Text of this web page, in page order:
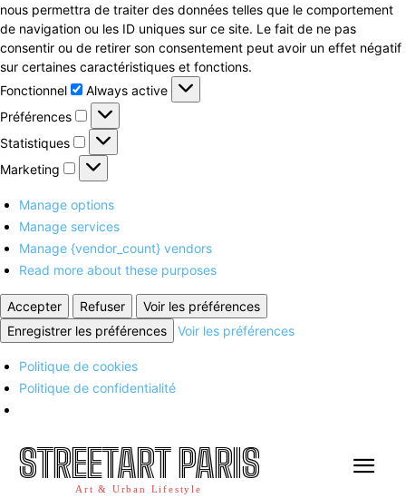
nous permettra de traiter des données telles que le comportement
de navigation ou les ID uniques sur ce site. Le fait de ne pas
consentir ou de retirer son consentement peut avoir un effet négatif
sur certaines caractéristiques et fonctions.
Fonctionnel
Fonctionnel
Always active
Préférences
Préférences
Statistiques
Statistiques
Marketing
Marketing
Manage options
Manage services
Manage {vendor_count} vendors
Read more about these purposes
Accepter Refuser
Voir les préférences
Enregistrer les préférences
Voir les préférences
Politique de cookies
Politique de confidentialité
STREETART PARIS
Art & Urban Lifestyle